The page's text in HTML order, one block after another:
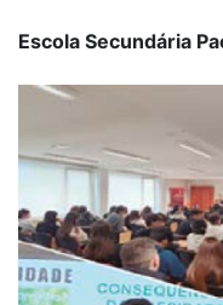
Escola Secundária